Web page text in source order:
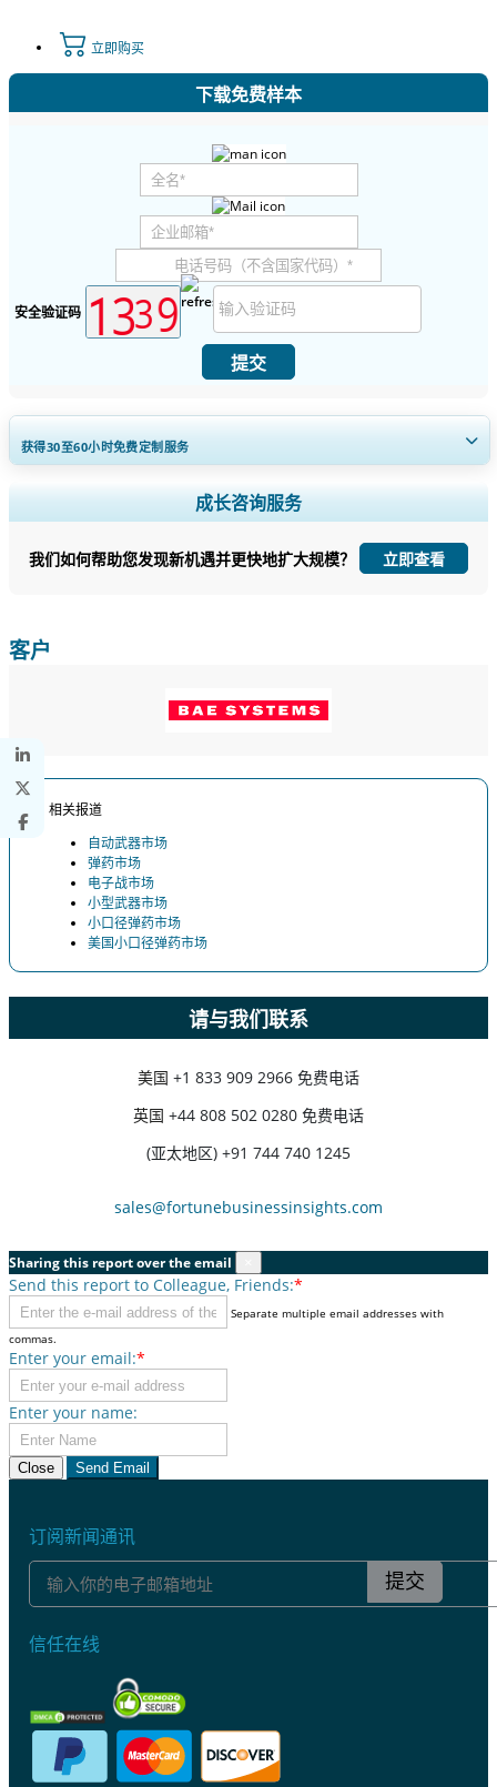
立即购买
下载免费样本
安全验证码
提交
获得30至60小时免费定制服务
扩大区域和国家覆盖范围， 细分市场分析， 公司简介， 竞争基准分析，
以及最终用户洞察。
立即定制
成长咨询服务
我们如何帮助您发现新机遇并更快地扩大规模？ 立即查看
客户
相关报道
自动武器市场
弹药市场
电子战市场
小型武器市场
小口径弹药市场
美国小口径弹药市场
请与我们联系
美国 +1 833 909 2966 免费电话
英国 +44 808 502 0280 免费电话
(亚太地区) +91 744 740 1245
sales@fortunebusinessinsights.com
Sharing this report over the email
Send this report to Colleague, Friends:*
Separate multiple email addresses with
commas.
Enter your email:*
Enter your name:
Close Send Email
订阅新闻通讯
提交
信任在线